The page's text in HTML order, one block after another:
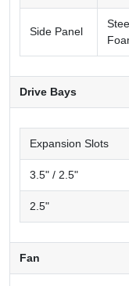
Side Panel
Drive Bays
Expansion Slots
3.5" / 2.5"
2.5"
Fan